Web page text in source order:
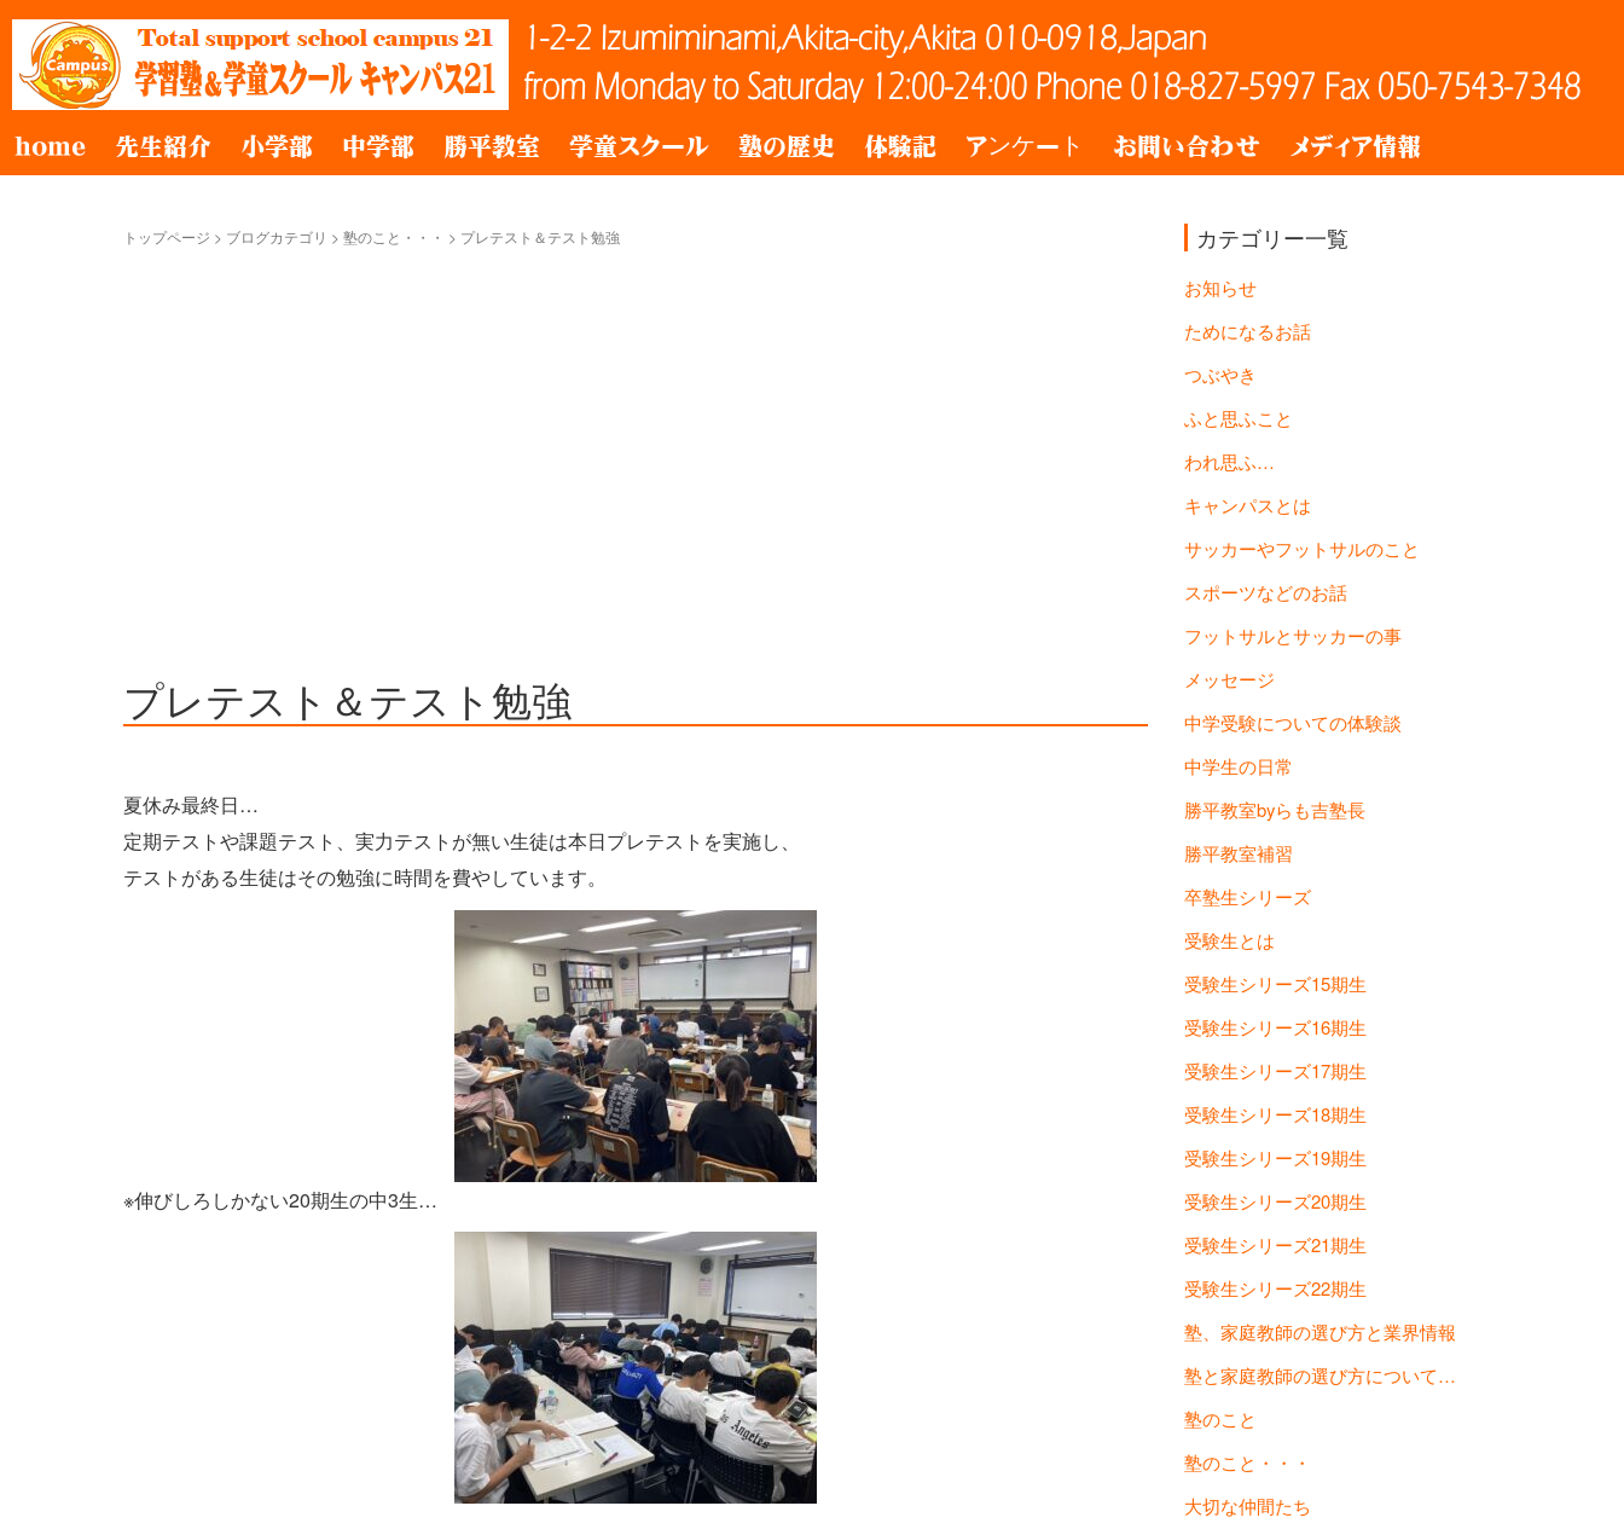
home 先生紹介 小学部 中学部 勝平教室 学童スクール 塾の歴史 体験記 アンケート お問い合わせ メディア情報
トップページ > ブログカテゴリ > 塾のこと・・・ > プレテスト＆テスト勉強
プレテスト＆テスト勉強
夏休み最終日…
定期テストや課題テスト、実力テストが無い生徒は本日プレテストを実施し、
テストがある生徒はその勉強に時間を費やしています。
※伸びしろしかない20期生の中3生…
カテゴリー一覧
お知らせ
ためになるお話
つぶやき
ふと思ふこと
われ思ふ…
キャンパスとは
サッカーやフットサルのこと
スポーツなどのお話
フットサルとサッカーの事
メッセージ
中学受験についての体験談
中学生の日常
勝平教室byらも吉塾長
勝平教室補習
卒塾生シリーズ
受験生とは
受験生シリーズ15期生
受験生シリーズ16期生
受験生シリーズ17期生
受験生シリーズ18期生
受験生シリーズ19期生
受験生シリーズ20期生
受験生シリーズ21期生
受験生シリーズ22期生
塾、家庭教師の選び方と業界情報
塾と家庭教師の選び方について…
塾のこと
塾のこと・・・
大切な仲間たち